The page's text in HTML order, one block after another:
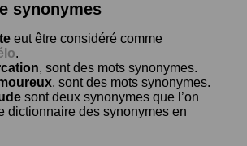
synonymes
eut être considéré comme
.
, sont des mots synonymes.
, sont des mots synonymes.
sont deux synonymes que l’on
dictionnaire des synonymes en